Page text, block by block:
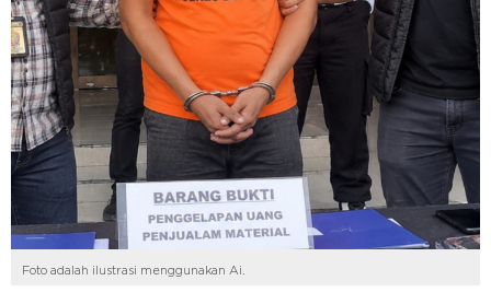
Foto adalah ilustrasi menggunakan Ai.